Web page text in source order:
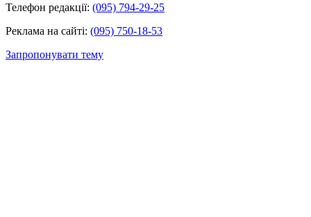
Телефон редакції: (095) 794-29-25
Реклама на сайті: (095) 750-18-53
Запропонувати тему